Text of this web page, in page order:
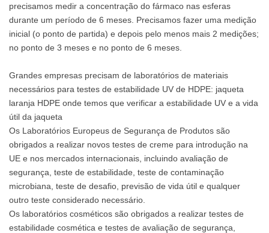
precisamos medir a concentração do fármaco nas esferas
durante um período de 6 meses. Precisamos fazer uma medição
inicial (o ponto de partida) e depois pelo menos mais 2 medições;
no ponto de 3 meses e no ponto de 6 meses.
Grandes empresas precisam de laboratórios de materiais
necessários para testes de estabilidade UV de HDPE: jaqueta
laranja HDPE onde temos que verificar a estabilidade UV e a vida
útil da jaqueta
Os Laboratórios Europeus de Segurança de Produtos são
obrigados a realizar novos testes de creme para introdução na
UE e nos mercados internacionais, incluindo avaliação de
segurança, teste de estabilidade, teste de contaminação
microbiana, teste de desafio, previsão de vida útil e qualquer
outro teste considerado necessário.
Os laboratórios cosméticos são obrigados a realizar testes de
estabilidade cosmética e testes de avaliação de segurança,